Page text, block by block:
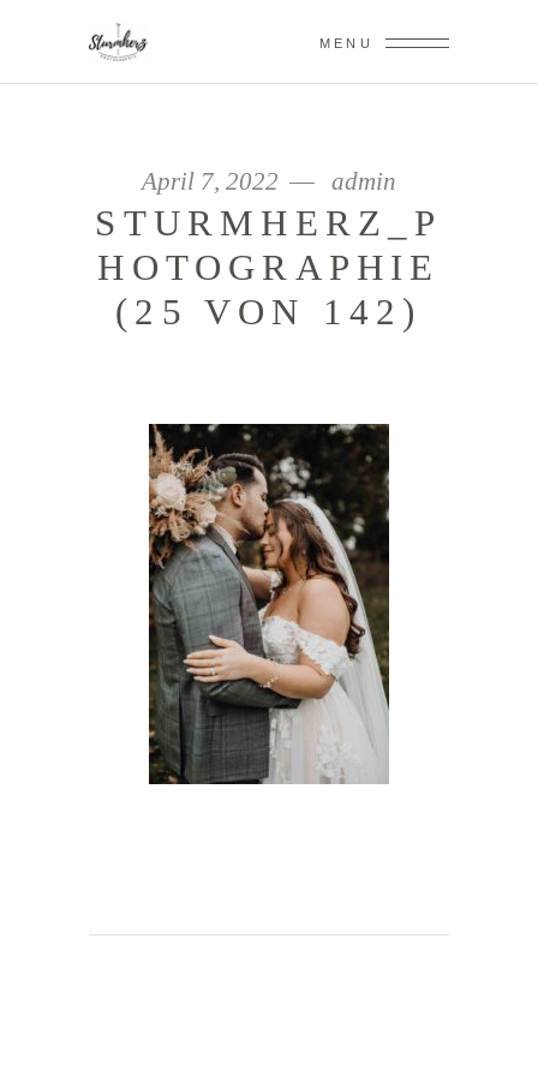
MENU
April 7, 2022 admin
STURMHERZ_P
HOTOGRAPHIE
(25 VON 142)